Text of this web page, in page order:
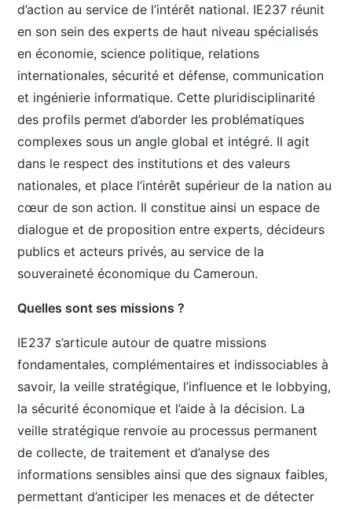
d’action au service de l’intérêt national. IE237 réunit
en son sein des experts de haut niveau spécialisés
en économie, science politique, relations
internationales, sécurité et défense, communication
et ingénierie informatique. Cette pluridisciplinarité
des profils permet d’aborder les problématiques
complexes sous un angle global et intégré. Il agit
dans le respect des institutions et des valeurs
nationales, et place l’intérêt supérieur de la nation au
cœur de son action. Il constitue ainsi un espace de
dialogue et de proposition entre experts, décideurs
publics et acteurs privés, au service de la
souveraineté économique du Cameroun.
Quelles sont ses missions ?
IE237 s’articule autour de quatre missions
fondamentales, complémentaires et indissociables à
savoir, la veille stratégique, l’influence et le lobbying,
la sécurité économique et l’aide à la décision. La
veille stratégique renvoie au processus permanent
de collecte, de traitement et d’analyse des
informations sensibles ainsi que des signaux faibles,
permettant d’anticiper les menaces et de détecter